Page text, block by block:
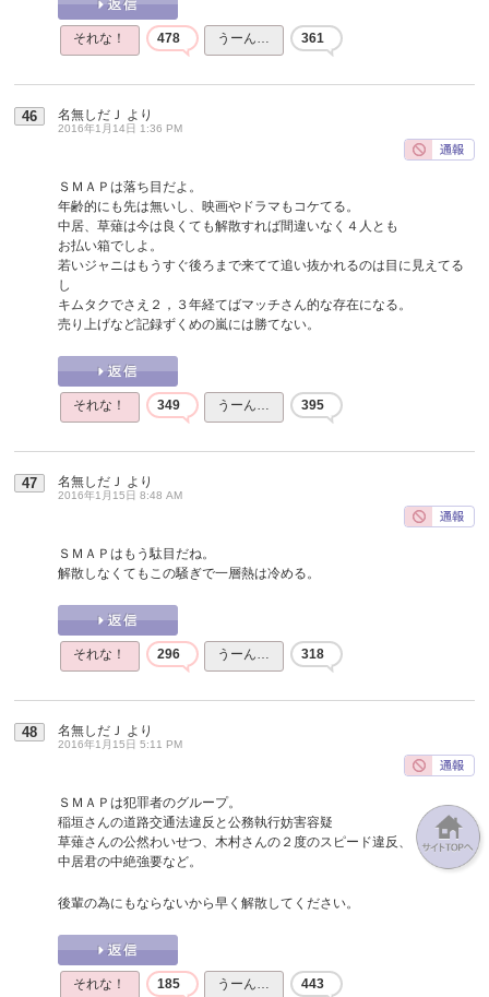
それな！ 478 うーん… 361
46 名無しだＪ より
2016年1月14日 1:36 PM
ＳＭＡＰは落ち目だよ。
年齢的にも先は無いし、映画やドラマもコケてる。
中居、草薙は今は良くても解散すれば間違いなく４人とも
お払い箱でしよ。
若いジャニはもうすぐ後ろまで来てて追い抜かれるのは目に見えてる
し
キムタクでさえ２，３年経てばマッチさん的な存在になる。
売り上げなど記録ずくめの嵐には勝てない。
それな！ 349 うーん… 395
47 名無しだＪ より
2016年1月15日 8:48 AM
ＳＭＡＰはもう駄目だね。
解散しなくてもこの騒ぎで一層熱は冷める。
それな！ 296 うーん… 318
48 名無しだＪ より
2016年1月15日 5:11 PM
ＳＭＡＰは犯罪者のグループ。
稲垣さんの道路交通法違反と公務執行妨害容疑
草薙さんの公然わいせつ、木村さんの２度のスピード違反、
中居君の中絶強要など。
後輩の為にもならないから早く解散してください。
それな！ 185 うーん… 443